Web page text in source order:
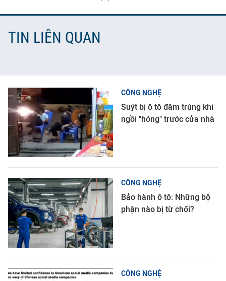
TIN LIÊN QUAN
CÔNG NGHỆ
Suýt bị ô tô đâm trúng khi
ngồi "hóng" trước cửa nhà
CÔNG NGHỆ
Bảo hành ô tô: Những bộ
phận nào bị từ chối?
CÔNG NGHỆ